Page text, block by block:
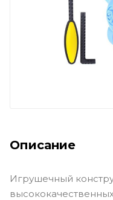
Описание
Игрушечный